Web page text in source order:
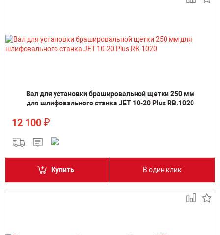
Вал для установки брашировальной щетки 250 мм
для шлифовального станка JET 10-20 Plus RB.1020
12 100 ₽
Купить В один клик